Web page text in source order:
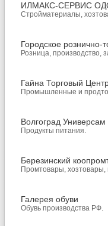
ИЛМАКС-СЕРВИС
Стройматериалы,
Городское рознично-
Розница, производство,
Гайна Торговый
Промышленные и
Волгоград
Продукты питания.
Березинский
Промтовары, хозтовары,
Галерея обуви
Обувь производства РФ.